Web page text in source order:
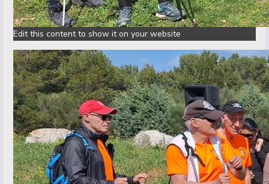
Edit this content to show it on your website